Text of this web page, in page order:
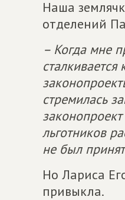
Наша
отделений
– Когда мне
стремилась
льготников
не был
Но Лариса
привыкла.